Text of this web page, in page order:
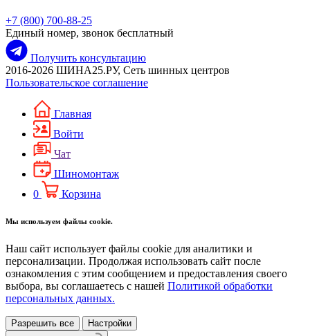
+7 (800) 700-88-25
Единый номер, звонок бесплатный
Получить консультацию
2016-2026 ШИНА25.РУ, Сеть шинных центров
Пользовательское соглашение
Главная
Войти
Чат
Шиномонтаж
0
Корзина
Мы используем файлы cookie.
Наш сайт использует файлы cookie для аналитики и
персонализации. Продолжая использовать сайт после
ознакомления с этим сообщением и предоставления своего
выбора, вы соглашаетесь с нашей Политикой обработки
персональных данных.
Разрешить все
Настройки